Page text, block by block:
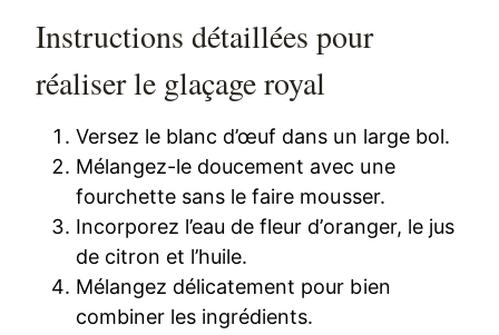
Instructions détaillées pour
réaliser le glaçage royal
Versez le blanc d’œuf dans un large bol.
Mélangez-le doucement avec une
fourchette sans le faire mousser.
Incorporez l’eau de fleur d’oranger, le jus
de citron et l’huile.
Mélangez délicatement pour bien
combiner les ingrédients.